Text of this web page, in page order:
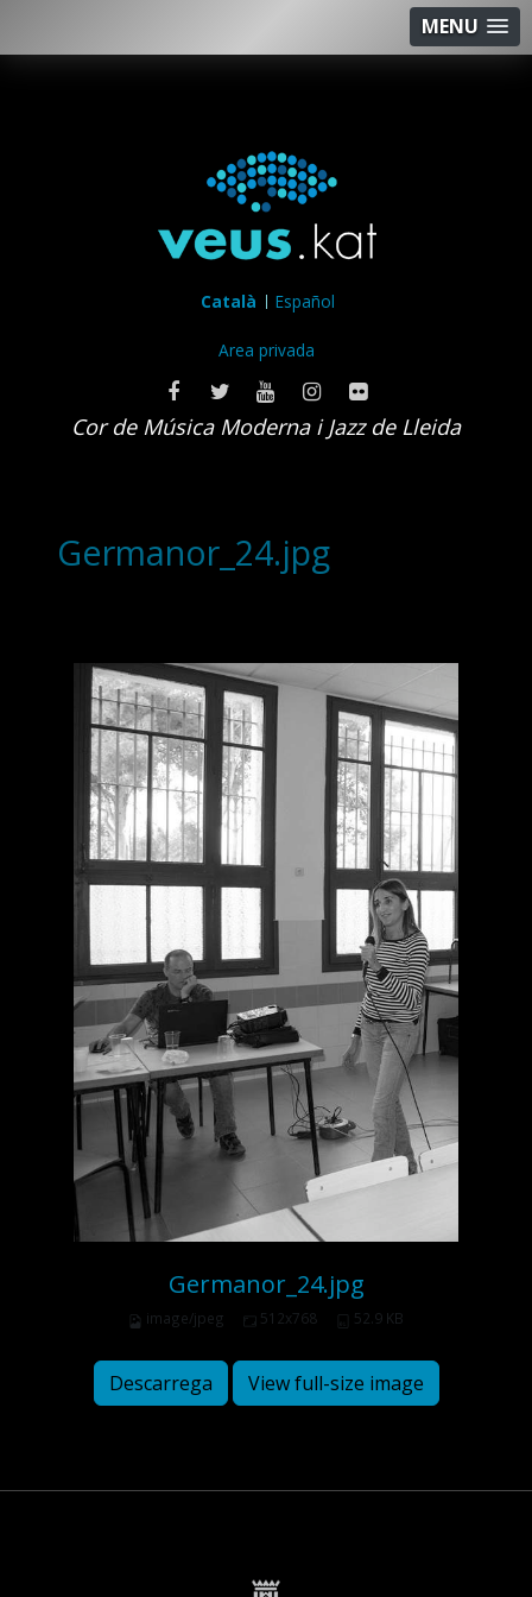
MENU
Català Español
Area privada
Cor de Música Moderna i Jazz de Lleida
Germanor_24.jpg
Germanor_24.jpg
image/jpeg 512x768 52.9 KB
Descarrega View full-size image